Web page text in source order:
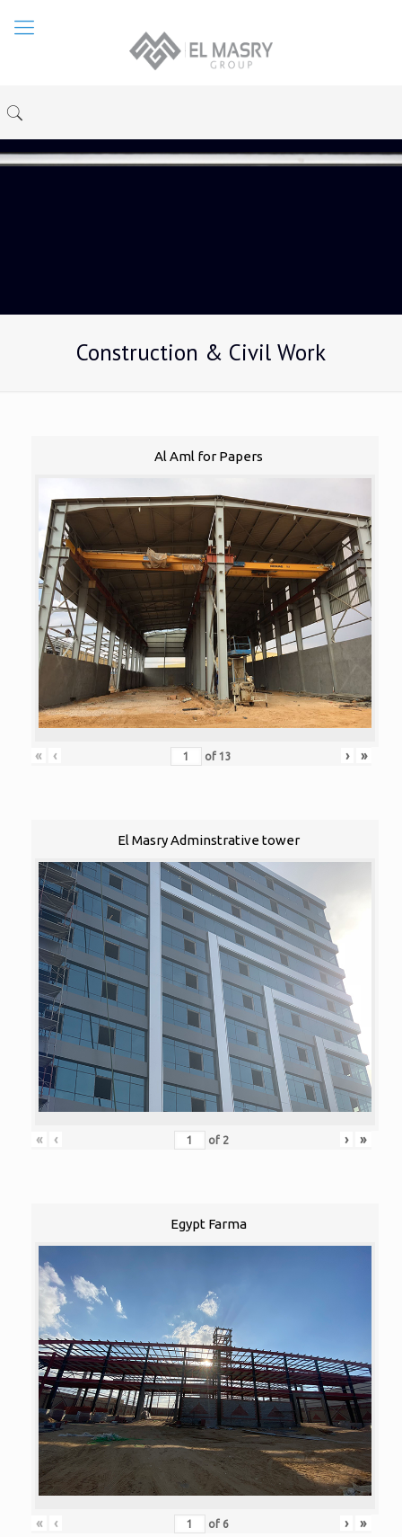
Construction & Civil Work
Al Aml for Papers
« ‹ of 13 › »
El Masry Adminstrative tower
« ‹ of 2 › »
Egypt Farma
« ‹ of 6 › »